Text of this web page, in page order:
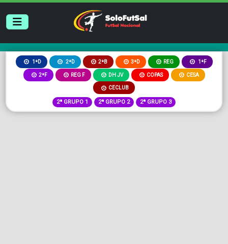
1ªD 2ªD 2ªB 3ªD REG 1ªF
2ªF REG F DH JV COPAS CESA
CECLUB
2ª GRUPO 1 2ª GRUPO 2 2ª GRUPO 3